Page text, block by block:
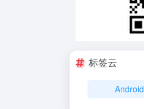
标签云
Android